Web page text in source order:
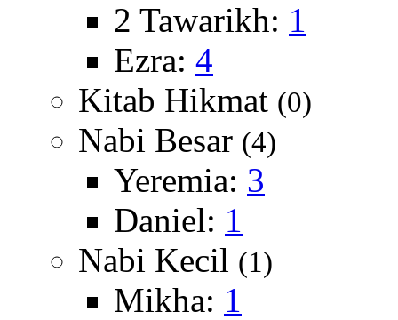
2 Tawarikh: 1
Ezra: 4
Kitab Hikmat (0)
Nabi Besar (4)
Yeremia: 3
Daniel: 1
Nabi Kecil (1)
Mikha: 1